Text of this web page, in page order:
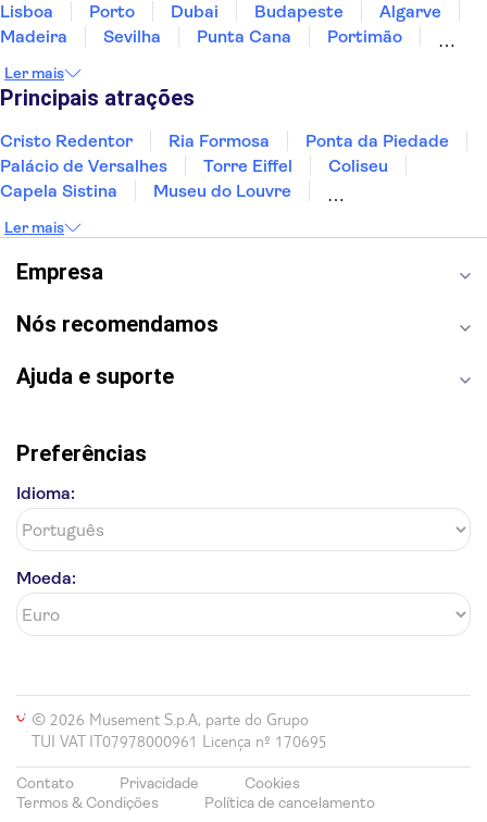
Lisboa
Porto Dubai Budapeste
Algarve
Madeira
Sevilha Punta Cana
Portimão
Sesimbra
Ler mais
Principais atrações
Cristo Redentor Ria Formosa
Ponta da Piedade
Palácio de Versalhes
Torre Eiffel
Coliseu
Capela Sistina
Museu do Louvre
Torre de Belém
Caminito del Rey
Castelo de São Jorge
Palácio da Pena
Mosteiro dos Jerónimos
Ler mais
Empresa
Nós recomendamos
Ajuda e suporte
Preferências
Idioma:
Moeda:
© 2026 Musement S.p.A, parte do Grupo
TUI VAT IT07978000961 Licença nº 170695
Contato Privacidade
Cookies
Termos & Condições
Política de cancelamento